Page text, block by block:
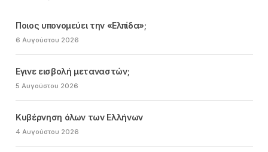
Ποιος υπονομεύει την «Ελπίδα»;
6 Αυγούστου 2026
Εγινε εισβολή μεταναστών;
5 Αυγούστου 2026
Κυβέρνηση όλων των Ελλήνων
4 Αυγούστου 2026